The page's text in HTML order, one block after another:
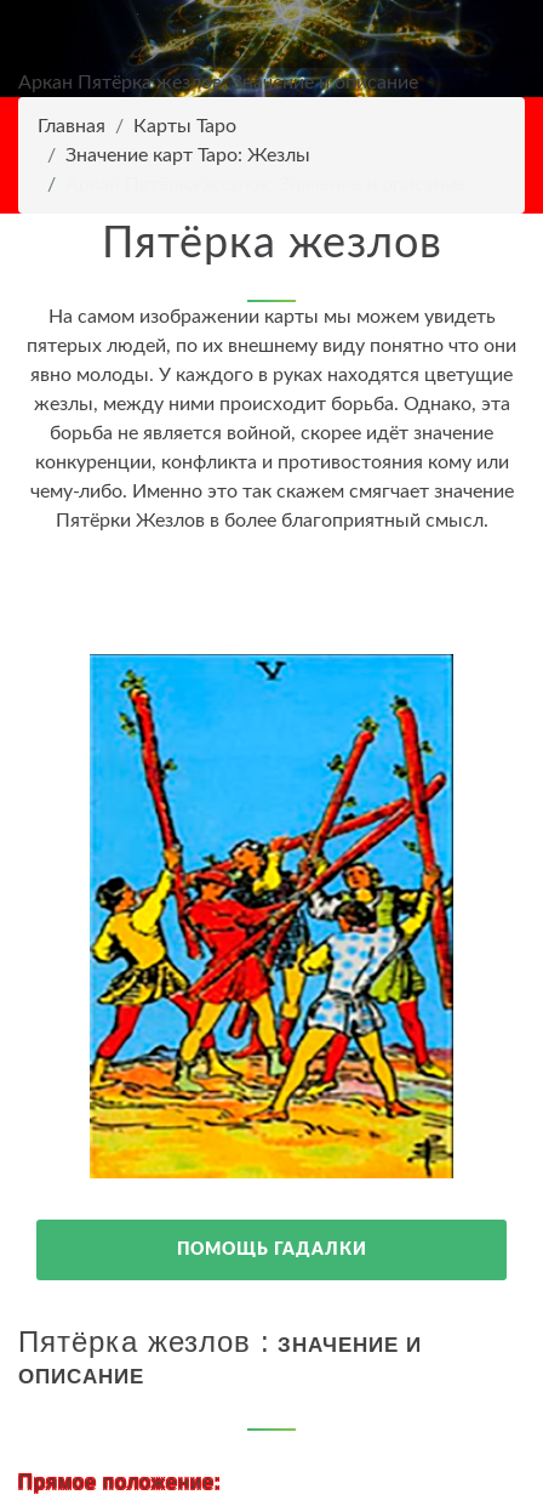
Аркан Пятёрка жезлов: Значение и описание
Главная
Карты Таро
Значение карт Таро: Жезлы
Пятёрка жезлов
На самом изображении карты мы можем увидеть
пятерых людей, по их внешнему виду понятно что они
явно молоды. У каждого в руках находятся цветущие
жезлы, между ними происходит борьба. Однако, эта
борьба не является войной, скорее идёт значение
конкуренции, конфликта и противостояния кому или
чему-либо. Именно это так скажем смягчает значение
Пятёрки Жезлов в более благоприятный смысл.
ПОМОЩЬ ГАДАЛКИ
Пятёрка жезлов : ЗНАЧЕНИЕ И
ОПИСАНИЕ
Прямое положение: